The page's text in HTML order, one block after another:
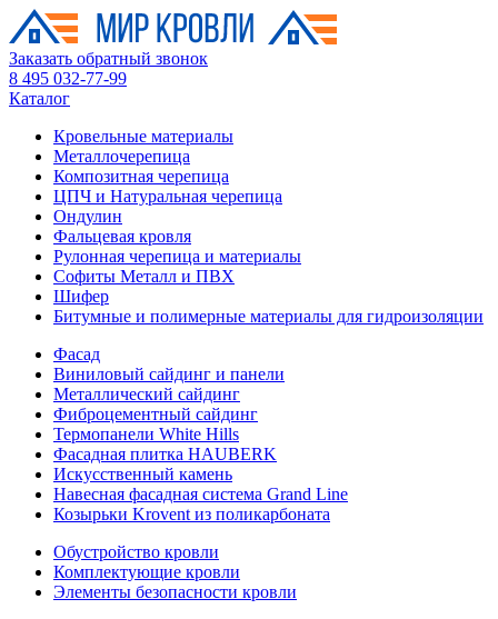
Заказать обратный звонок
8 495 032-77-99
Каталог
Кровельные материалы
Металлочерепица
Композитная черепица
ЦПЧ и Натуральная черепица
Ондулин
Фальцевая кровля
Рулонная черепица и материалы
Софиты Металл и ПВХ
Шифер
Битумные и полимерные материалы для гидроизоляции
Фасад
Виниловый сайдинг и панели
Металлический сайдинг
Фиброцементный сайдинг
Термопанели White Hills
Фасадная плитка HAUBERK
Искусственный камень
Навесная фасадная система Grand Line
Козырьки Krovent из поликарбоната
Обустройство кровли
Комплектующие кровли
Элементы безопасности кровли